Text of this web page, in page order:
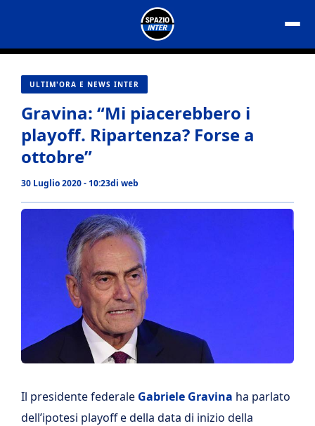
contenuto
ULTIM'ORA E NEWS INTER
Gravina: “Mi piacerebbero i
playoff. Ripartenza? Forse a
ottobre”
30 Luglio 2020 - 10:23di web
Il presidente federale Gabriele Gravina ha parlato
dell’ipotesi playoff e della data di inizio della